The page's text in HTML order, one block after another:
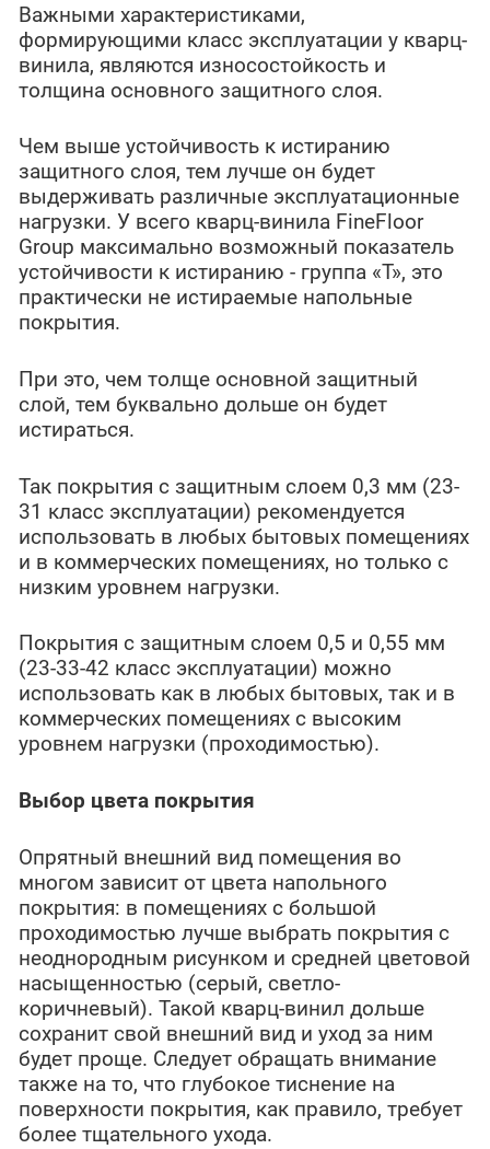
Важными характеристиками,
формирующими класс эксплуатации у кварц-
винила, являются износостойкость и
толщина основного защитного слоя.
Чем выше устойчивость к истиранию
защитного слоя, тем лучше он будет
выдерживать различные эксплуатационные
нагрузки. У всего кварц-винила FineFloor
Group максимально возможный показатель
устойчивости к истиранию - группа «Т», это
практически не истираемые напольные
покрытия.
При это, чем толще основной защитный
слой, тем буквально дольше он будет
истираться.
Так покрытия с защитным слоем 0,3 мм (23-
31 класс эксплуатации) рекомендуется
использовать в любых бытовых помещениях
и в коммерческих помещениях, но только с
низким уровнем нагрузки.
Покрытия с защитным слоем 0,5 и 0,55 мм
(23-33-42 класс эксплуатации) можно
использовать как в любых бытовых, так и в
коммерческих помещениях с высоким
уровнем нагрузки (проходимостью).
Выбор цвета покрытия
Опрятный внешний вид помещения во
многом зависит от цвета напольного
покрытия: в помещениях с большой
проходимостью лучше выбрать покрытия с
неоднородным рисунком и средней цветовой
насыщенностью (серый, светло-
коричневый). Такой кварц-винил дольше
сохранит свой внешний вид и уход за ним
будет проще. Следует обращать внимание
также на то, что глубокое тиснение на
поверхности покрытия, как правило, требует
более тщательного ухода.